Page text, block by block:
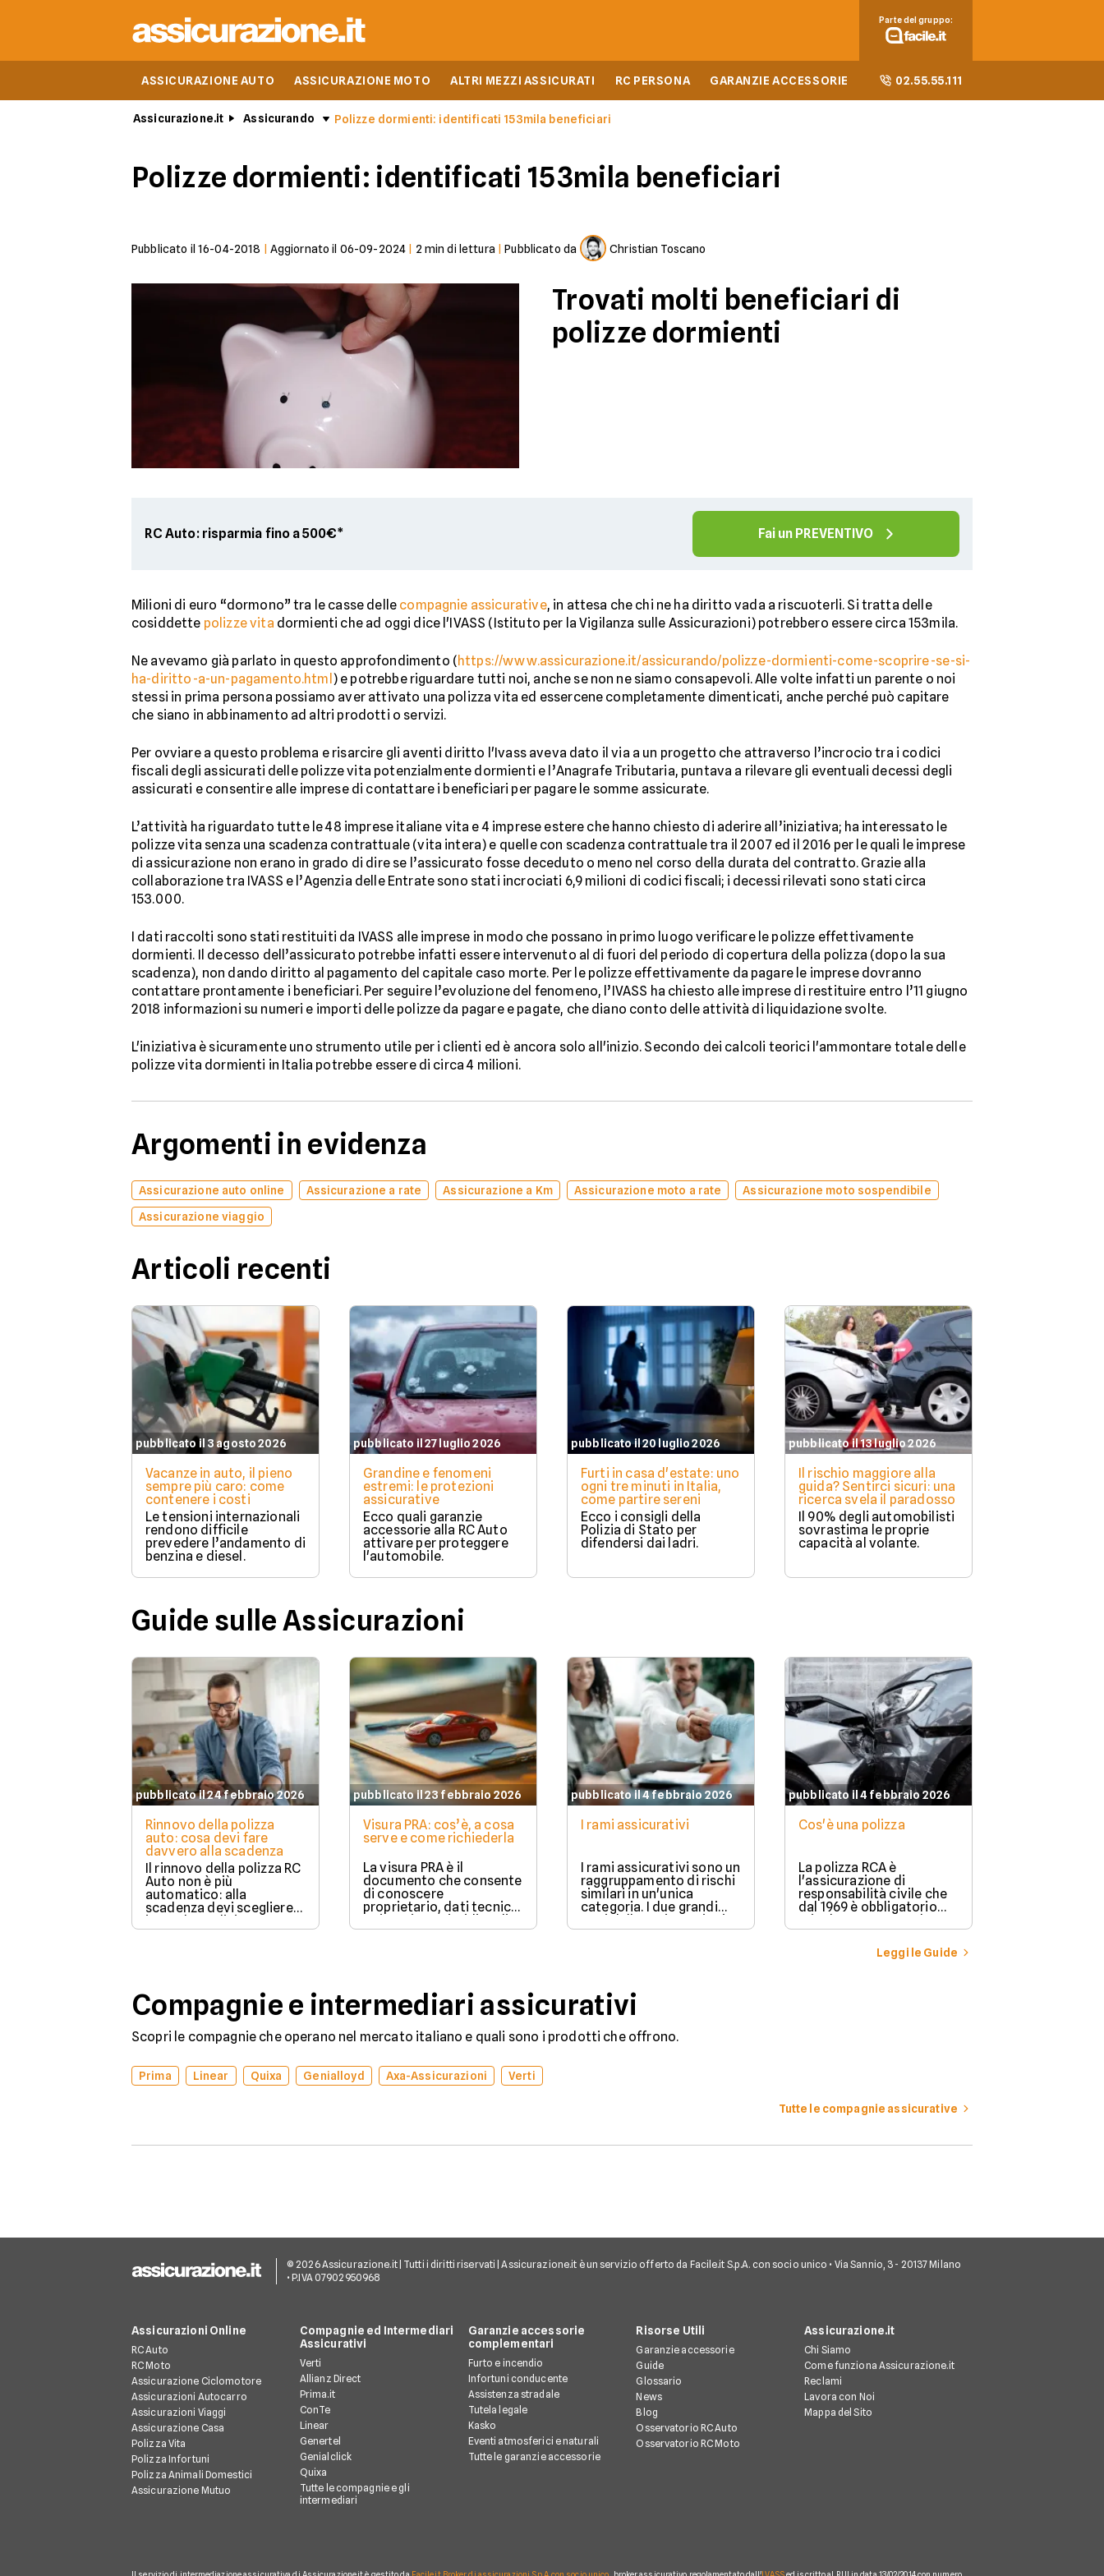
ASSICURAZIONE AUTO ASSICURAZIONE MOTO ALTRI MEZZI ASSICURATI RC PERSONA GARANZIE ACCESSORIE 02.55.55.111
Parte del gruppo:
Assicurazione.it Assicurando Polizze dormienti: identificati 153mila beneficiari
Polizze dormienti: identificati 153mila beneficiari
Pubblicato il 16-04-2018 Aggiornato il 06-09-2024 2 min di lettura |Pubblicato da Christian Toscano
Trovati molti beneficiari di
polizze dormienti
RC Auto: risparmia fino a 500€* Fai un PREVENTIVO
Milioni di euro “dormono” tra le casse delle compagnie assicurative, in attesa che chi ne ha diritto vada a riscuoterli. Si tratta delle
cosiddette polizze vita dormienti che ad oggi dice l'IVASS (Istituto per la Vigilanza sulle Assicurazioni) potrebbero essere circa 153mila.
Ne avevamo già parlato in questo approfondimento (https://www.assicurazione.it/assicurando/polizze-dormienti-come-scoprire-se-si-
ha-diritto-a-un-pagamento.html ) e potrebbe riguardare tutti noi, anche se non ne siamo consapevoli. Alle volte infatti un parente o noi
stessi in prima persona possiamo aver attivato una polizza vita ed essercene completamente dimenticati, anche perché può capitare
che siano in abbinamento ad altri prodotti o servizi.
Per ovviare a questo problema e risarcire gli aventi diritto l'Ivass aveva dato il via a un progetto che attraverso l’incrocio tra i codici
fiscali degli assicurati delle polizze vita potenzialmente dormienti e l’Anagrafe Tributaria, puntava a rilevare gli eventuali decessi degli
assicurati e consentire alle imprese di contattare i beneficiari per pagare le somme assicurate.
L’attività ha riguardato tutte le 48 imprese italiane vita e 4 imprese estere che hanno chiesto di aderire all’iniziativa; ha interessato le
polizze vita senza una scadenza contrattuale (vita intera) e quelle con scadenza contrattuale tra il 2007 ed il 2016 per le quali le imprese
di assicurazione non erano in grado di dire se l’assicurato fosse deceduto o meno nel corso della durata del contratto. Grazie alla
collaborazione tra IVASS e l’Agenzia delle Entrate sono stati incrociati 6,9 milioni di codici fiscali; i decessi rilevati sono stati circa
153.000.
I dati raccolti sono stati restituiti da IVASS alle imprese in modo che possano in primo luogo verificare le polizze effettivamente
dormienti. Il decesso dell’assicurato potrebbe infatti essere intervenuto al di fuori del periodo di copertura della polizza (dopo la sua
scadenza), non dando diritto al pagamento del capitale caso morte. Per le polizze effettivamente da pagare le imprese dovranno
contattare prontamente i beneficiari. Per seguire l’evoluzione del fenomeno, l’IVASS ha chiesto alle imprese di restituire entro l’11 giugno
2018 informazioni su numeri e importi delle polizze da pagare e pagate, che diano conto delle attività di liquidazione svolte.
L'iniziativa è sicuramente uno strumento utile per i clienti ed è ancora solo all'inizio. Secondo dei calcoli teorici l'ammontare totale delle
polizze vita dormienti in Italia potrebbe essere di circa 4 milioni.
Argomenti in evidenza
Assicurazione auto online Assicurazione a rate Assicurazione a Km Assicurazione moto a rate
Assicurazione moto sospendibile
Assicurazione viaggio
Articoli recenti
pubblicato il 3 agosto 2026
Vacanze in auto, il pieno
sempre più caro: come
contenere i costi
Le tensioni internazionali
rendono difficile
prevedere l’andamento di
benzina e diesel.
pubblicato il 27 luglio 2026
Grandine e fenomeni
estremi: le protezioni
assicurative
Ecco quali garanzie
accessorie alla RC Auto
attivare per proteggere
l'automobile.
pubblicato il 20 luglio 2026
Furti in casa d'estate: uno
ogni tre minuti in Italia,
come partire sereni
Ecco i consigli della
Polizia di Stato per
difendersi dai ladri.
pubblicato il 13 luglio 2026
Il rischio maggiore alla
guida? Sentirci sicuri: una
ricerca svela il paradosso
Il 90% degli automobilisti
sovrastima le proprie
capacità al volante.
Guide sulle Assicurazioni
pubblicato il 24 febbraio 2026
Rinnovo della polizza
auto: cosa devi fare
davvero alla scadenza
Il rinnovo della polizza RC
Auto non è più
automatico: alla
scadenza devi scegliere
in modo esplicito se
rinnovare con la stessa
pubblicato il 23 febbraio 2026
Visura PRA: cos’è, a cosa
serve e come richiederla
La visura PRA è il
documento che consente
di conoscere
proprietario, dati tecnici
e situazione giuridica di
un veicolo iscritto al
pubblicato il 4 febbraio 2026
I rami assicurativi
I rami assicurativi sono un
raggruppamento di rischi
similari in un'unica
categoria. I due grandi
rami delle assicurazioni
sono il ramo danni e il
pubblicato il 4 febbraio 2026
Cos'è una polizza
La polizza RCA è
l'assicurazione di
responsabilità civile che
dal 1969 è obbligatorio
stipulare per possedere e
guidare in Italia un
veicolo a motore.Leggi le Guide
Compagnie e intermediari assicurativi
Scopri le compagnie che operano nel mercato italiano e quali sono i prodotti che offrono.
Prima Linear Quixa Genialloyd Axa-Assicurazioni Verti
Tutte le compagnie assicurative
© 2026 Assicurazione.it | Tutti i diritti riservati | Assicurazione.it è un servizio offerto da Facile.it S.p.A. con socio unico • Via Sannio, 3 - 20137 Milano
• P.IVA 07902950968
Assicurazioni Online
RC Auto
RC Moto
Assicurazione Ciclomotore
Assicurazioni Autocarro
Assicurazioni Viaggi
Assicurazione Casa
Polizza Vita
Polizza Infortuni
Polizza Animali Domestici
Assicurazione Mutuo
Compagnie ed Intermediari
Assicurativi
Verti
Allianz Direct
Prima.it
ConTe
Linear
Genertel
Genialclick
Quixa
Tutte le compagnie e gli
intermediari
Garanzie accessorie
complementari
Furto e incendio
Infortuni conducente
Assistenza stradale
Tutela legale
Kasko
Eventi atmosferici e naturali
Tutte le garanzie accessorie
Risorse Utili
Garanzie accessorie
Guide
Glossario
News
Blog
Osservatorio RC Auto
Osservatorio RC Moto
Assicurazione.it
Chi Siamo
Come funziona Assicurazione.it
Reclami
Lavora con Noi
Mappa del Sito